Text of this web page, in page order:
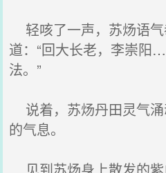
轻咳了一声，苏炀语
道：“回大长老，李崇
法。”
说着，苏炀丹田灵气
的气息。